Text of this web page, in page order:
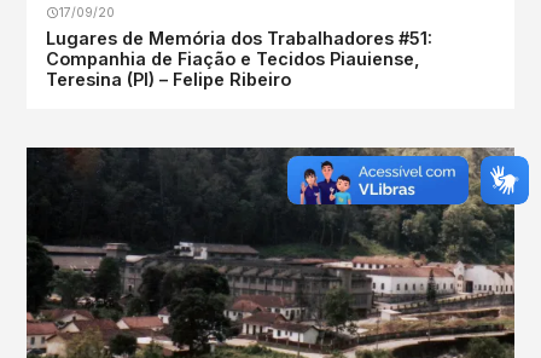
17/09/20
Lugares de Memória dos Trabalhadores #51:
Companhia de Fiação e Tecidos Piauiense,
Teresina (PI) – Felipe Ribeiro